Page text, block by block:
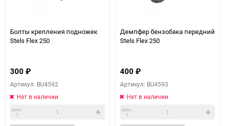
Болты крепления подножек
Stels Flex 250
300 ₽
Артикул: BU4592
Нет в наличии
мин.
1
Демпфер бензобака передний
Stels Flex 250
400 ₽
Артикул: BU4593
Нет в наличии
мин.
1